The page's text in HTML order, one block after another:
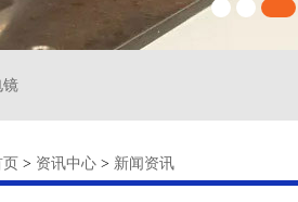
镜
> 资讯中心 > 新闻资讯